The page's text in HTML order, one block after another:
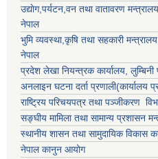
उद्याेग,पर्यटन,वन तथा वातावरण मन्त्रालय
नेपाल
भुमि व्यवस्था,कृषि तथा सहकारी
नेपाल
प्रदेश लेखा नियन्त्रक कार्यालय,
अनलाइन घटना दर्ता प्रणाली(कार्यालय
राष्ट्रिय परिचयपत्र तथा पञ्जीकरण
सङ्घीय मामिला तथा सामान्य प्रशासन
स्थानीय शासन तथा सामुदायिक विकास
नेपाल कानुन आयोग